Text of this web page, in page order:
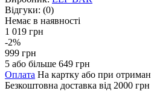
Відгуки: (0)
Немає в наявності
1 019 грн
-2%
999 грн
5 або більше 649 грн
Оплата На картку або при
Безкоштовна доставка від 2000